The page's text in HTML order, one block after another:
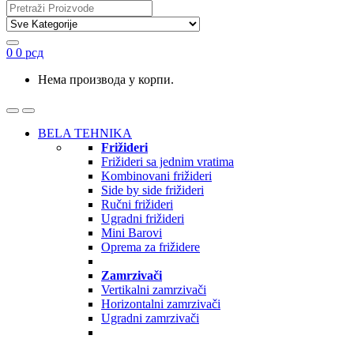
0 0 рсд
Нема производа у корпи.
BELA TEHNIKA
Frižideri
Frižideri sa jednim vratima
Kombinovani frižideri
Side by side frižideri
Ručni frižideri
Ugradni frižideri
Mini Barovi
Oprema za frižidere
Zamrzivači
Vertikalni zamrzivači
Horizontalni zamrzivači
Ugradni zamrzivači